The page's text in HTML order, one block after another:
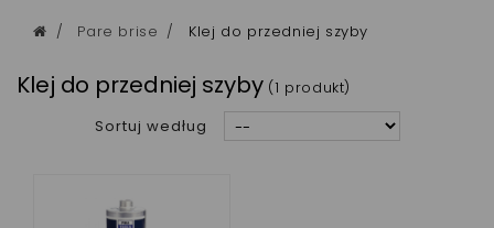
Pare brise Klej do przedniej szyby
Klej do przedniej szyby (1 produkt)
Sortuj według